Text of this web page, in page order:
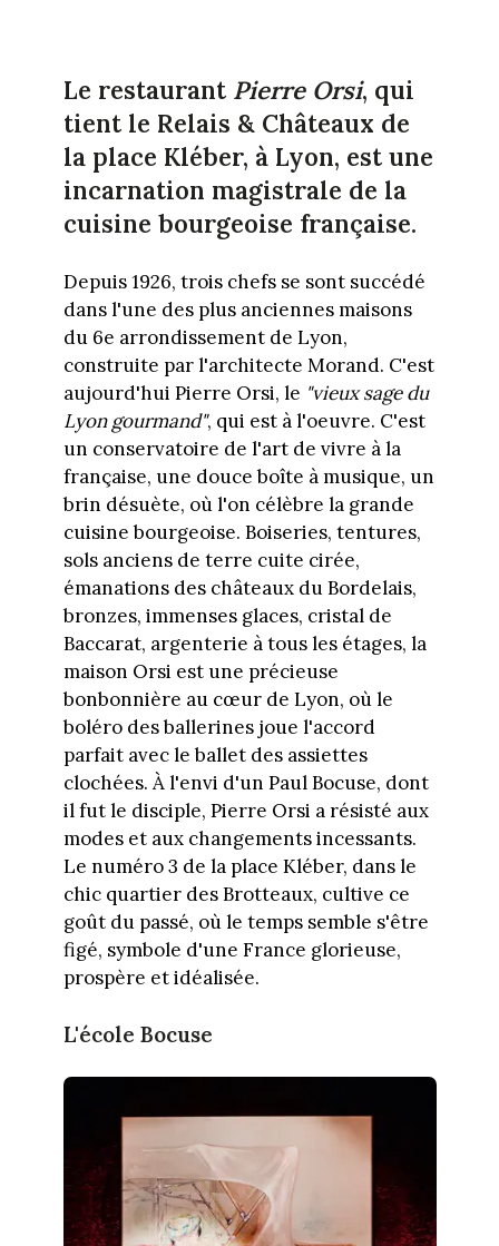
Le restaurant Pierre Orsi, qui
tient le Relais & Châteaux de
la place Kléber, à Lyon, est une
incarnation magistrale de la
cuisine bourgeoise française.
Depuis 1926, trois chefs se sont succédé
dans l'une des plus anciennes maisons
du 6e arrondissement de Lyon,
construite par l'architecte Morand. C'est
aujourd'hui Pierre Orsi, le "vieux sage du
Lyon gourmand", qui est à l'oeuvre. C'est
un conservatoire de l'art de vivre à la
française, une douce boîte à musique, un
brin désuète, où l'on célèbre la grande
cuisine bourgeoise. Boiseries, tentures,
sols anciens de terre cuite cirée,
émanations des châteaux du Bordelais,
bronzes, immenses glaces, cristal de
Baccarat, argenterie à tous les étages, la
maison Orsi est une précieuse
bonbonnière au cœur de Lyon, où le
boléro des ballerines joue l'accord
parfait avec le ballet des assiettes
clochées. À l'envi d'un Paul Bocuse, dont
il fut le disciple, Pierre Orsi a résisté aux
modes et aux changements incessants.
Le numéro 3 de la place Kléber, dans le
chic quartier des Brotteaux, cultive ce
goût du passé, où le temps semble s'être
figé, symbole d'une France glorieuse,
prospère et idéalisée.
L'école Bocuse